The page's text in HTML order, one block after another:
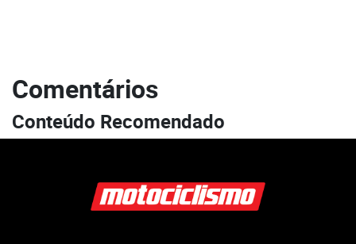
Comentários
Conteúdo Recomendado